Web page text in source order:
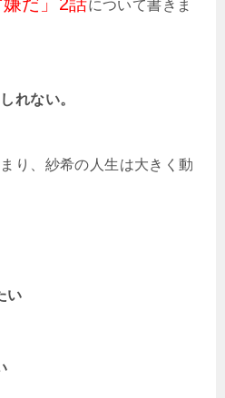
について書きま
れない。
り、紗希の人生は大きく動
い